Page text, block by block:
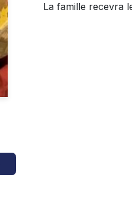
La famille recevra